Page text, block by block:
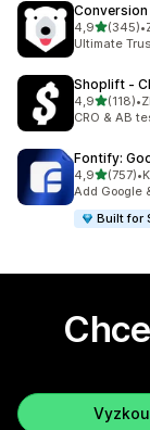
4,9z 5 hvězd
(345)
Celkový •
Ultimate
Shoplift ‑
4,9z 5 hvězd
(118)
Celkový •
CRO & AB
Fontify:
4,9z 5 hvězd
(757)
Celkový •
Add Google
Built for